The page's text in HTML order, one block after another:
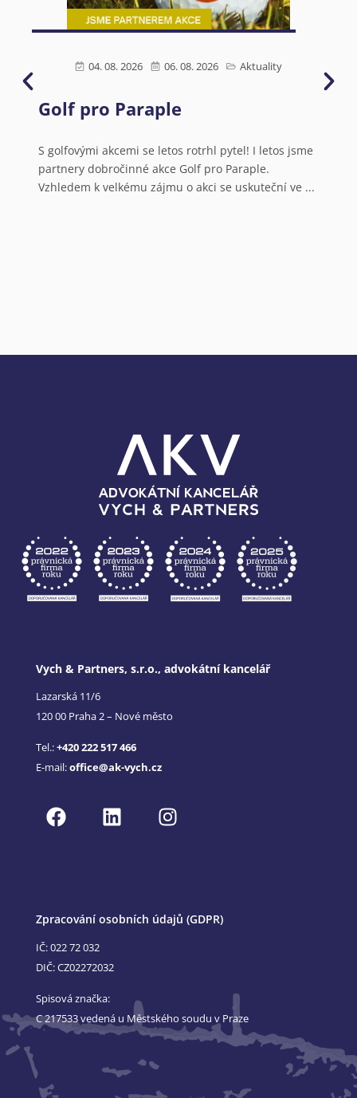
04. 08. 2026 06. 08. 2026 Aktuality
Golf pro Paraple
S golfovými akcemi se letos rotrhl pytel! I letos jsme
partnery dobročinné akce Golf pro Paraple.
Vzhledem k velkému zájmu o akci se uskuteční ve ...
Vych & Partners, s.r.o., advokátní kancelář
Lazarská 11/6
120 00 Praha 2 – Nové město
Tel.:+420 222 517 466
E-mail:office@ak-vych.cz
Zpracování osobních údajů (GDPR)
IČ: 022 72 032
DIČ: CZ02272032
Spisová značka:
C 217533 vedená u Městského soudu v Praze